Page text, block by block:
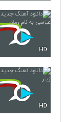
5356
5357
HD
HD